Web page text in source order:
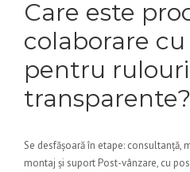
Care este
colaborare
pentru rulouri
transparente?
Se desfășoară în etape: consultanță,
montaj și suport Post-vânzare, cu